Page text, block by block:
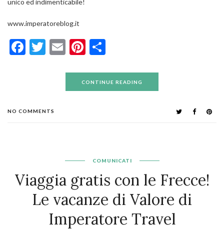
unico ed indimenticabile!
www.imperatoreblog.it
Facebook
Twitter
EmailPinterest
CONTINUE READING
NO COMMENTS
COMUNICATI
Viaggia gratis con le Frecce!
Le vacanze di Valore di
Imperatore Travel